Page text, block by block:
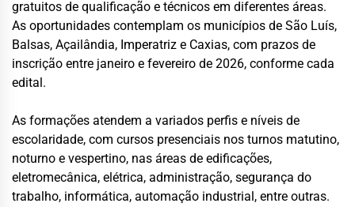
gratuitos de qualificação e técnicos em diferentes áreas.
As oportunidades contemplam os municípios de São Luís,
Balsas, Açailândia, Imperatriz e Caxias, com prazos de
inscrição entre janeiro e fevereiro de 2026, conforme cada
edital.
As formações atendem a variados perfis e níveis de
escolaridade, com cursos presenciais nos turnos matutino,
noturno e vespertino, nas áreas de edificações,
eletromecânica, elétrica, administração, segurança do
trabalho, informática, automação industrial, entre outras.